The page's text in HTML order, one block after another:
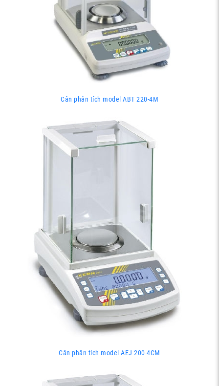
Cân phân tích model ABT 220-4M
Cân phân tích model AEJ 200-4CM